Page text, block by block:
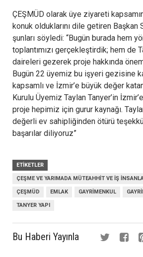
ÇEŞMÜD olarak üye ziyareti
konuk olduklarını dile getiren Başkan
şunları söyledi: “Bugün burada hem
toplantımızı gerçekleştirdik; hem de
daireleri gezerek proje hakkında
Bugün 22 üyemiz bu işyeri gezisine
kapsamlı ve İzmir’e büyük değer
Kurulu Üyemiz Taylan Tanyer’in
proje hepimiz için gurur kaynağı.
değerli ev sahipliğinden ötürü
başarılar diliyoruz”
ETIKETLER
ÇEŞME VE YARIMADA MÜTEAHHIT VE İŞ
ÇEŞMÜD EMLAK GAYRIMENKUL
TANYER YAPI
Bu Haberi Yayınla